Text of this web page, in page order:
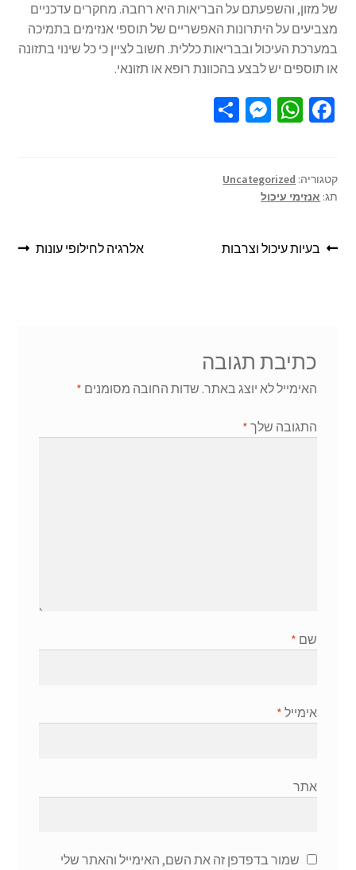
של מזון, והשפעתם על הבריאות היא רחבה. מחקרים עדכניים
מצביעים על היתרונות האפשריים של תוספי אנזימים בתמיכה
במערכת העיכול ובבריאות כללית. חשוב לציין כי כל שינוי בתזונה
או תוספים יש לבצע בהכוונת רופא או תזונאי.
Fa
o
o
k
W
sA
p
p
M
n
r
S
קטגוריה: Uncategorized
תג: אנזימי עיכול
בעיות עיכול וצרבות אלרגיה לחילופי עונות
כתיבת תגובה
האימייל לא יוצג באתר. שדות החובה מסומנים *
התגובה שלך *
שם *
אימייל *
אתר
שמור בדפדפן זה את השם, האימייל והאתר שלי